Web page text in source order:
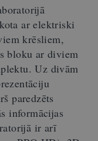
ar elektriski
krēsliem,
bloku ar diviem
Uz divām
paredzēts
informācijas
ir arī